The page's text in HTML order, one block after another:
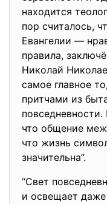
находится
пор считалось,
Евангелии —
правила,
Николай
самое главное
притчами из
что общение
что жизнь
значительна”.
“Свет
и освещает